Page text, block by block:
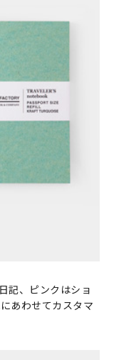
記、ピンクはショ
あわせてカスタマ